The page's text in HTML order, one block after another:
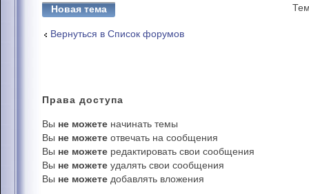
Новая тема
Вернуться в Список форумов
Права доступа
Вы не можете начинать темы
Вы не можете отвечать на сообщения
Вы не можете редактировать свои сообщения
Вы не можете удалять свои сообщения
Вы не можете добавлять вложения